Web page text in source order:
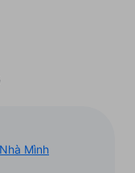
Mình